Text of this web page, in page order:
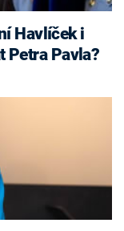
Petra Pavla?